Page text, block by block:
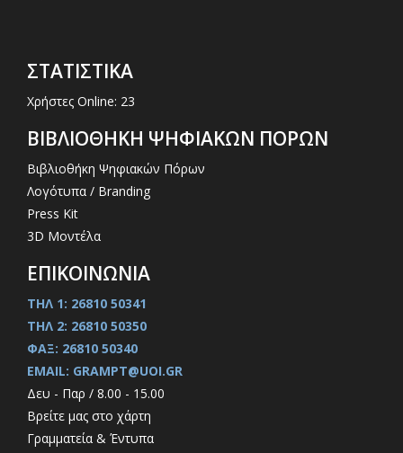
ΣΤΑΤΙΣΤΙΚΑ
Χρήστες Online: 23
ΒΙΒΛΙΟΘΗΚΗ ΨΗΦΙΑΚΩΝ ΠΟΡΩΝ
Βιβλιοθήκη Ψηφιακών Πόρων
Λογότυπα / Branding
Press Kit
3D Μοντέλα
ΕΠΙΚΟΙΝΩΝΙΑ
ΤΗΛ 1: 26810 50341
ΤΗΛ 2: 26810 50350
ΦΑΞ: 26810 50340
EMAIL: GRAMPT@UOI.GR
Δευ - Παρ / 8.00 - 15.00
Βρείτε μας στο χάρτη
Γραμματεία & Έντυπα